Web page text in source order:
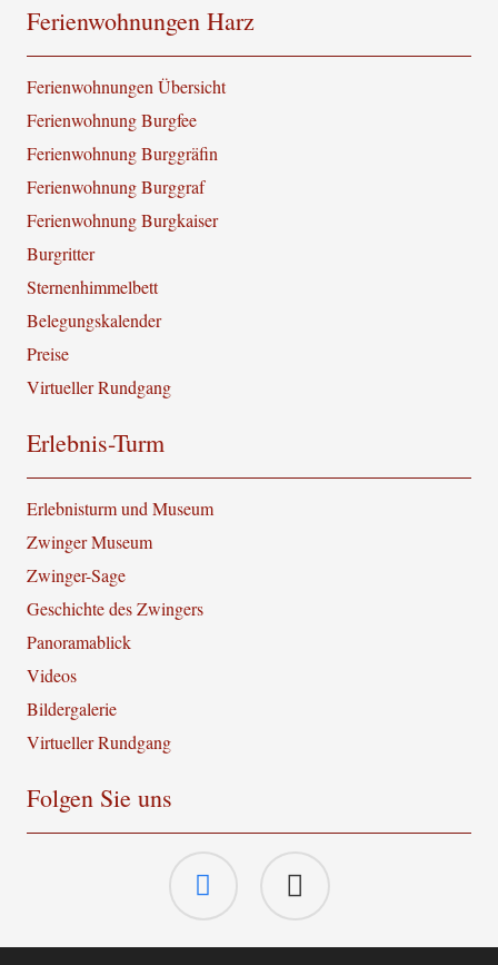
Ferienwohnungen Harz
Ferienwohnungen Übersicht
Ferienwohnung Burgfee
Ferienwohnung Burggräfin
Ferienwohnung Burggraf
Ferienwohnung Burgkaiser
Burgritter
Sternenhimmelbett
Belegungskalender
Preise
Virtueller Rundgang
Erlebnis-Turm
Erlebnisturm und Museum
Zwinger Museum
Zwinger-Sage
Geschichte des Zwingers
Panoramablick
Videos
Bildergalerie
Virtueller Rundgang
Folgen Sie uns